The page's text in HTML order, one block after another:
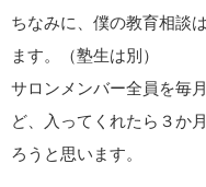
ちなみに、僕の教育相談
ます。（塾生は別）
サロンメンバー全員を毎
ど、入ってくれたら３か
ろうと思います。